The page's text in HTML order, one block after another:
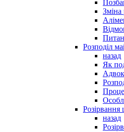
Зміна
Розподіл
назад
Як
назад